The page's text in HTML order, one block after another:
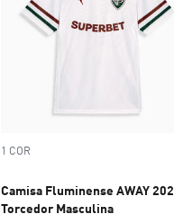
1 COR
Camisa Fluminense AWAY
Torcedor Masculina